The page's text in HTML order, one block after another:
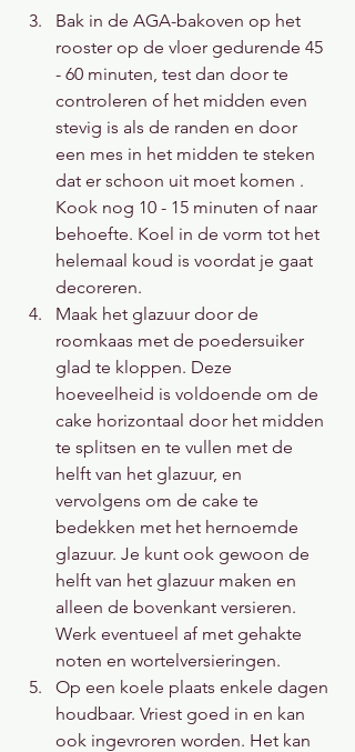
Bak in de AGA-bakoven op het
rooster op de vloer gedurende 45
- 60 minuten, test dan door te
controleren of het midden even
stevig is als de randen en door
een mes in het midden te steken
dat er schoon uit moet komen .
Kook nog 10 - 15 minuten of naar
behoefte. Koel in de vorm tot het
helemaal koud is voordat je gaat
decoreren.
Maak het glazuur door de
roomkaas met de poedersuiker
glad te kloppen. Deze
hoeveelheid is voldoende om de
cake horizontaal door het midden
te splitsen en te vullen met de
helft van het glazuur, en
vervolgens om de cake te
bedekken met het hernoemde
glazuur. Je kunt ook gewoon de
helft van het glazuur maken en
alleen de bovenkant versieren.
Werk eventueel af met gehakte
noten en wortelversieringen.
Op een koele plaats enkele dagen
houdbaar. Vriest goed in en kan
ook ingevroren worden. Het kan